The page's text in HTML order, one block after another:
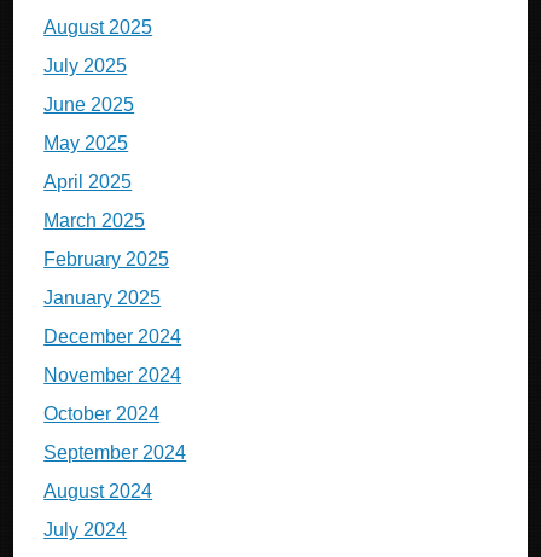
August 2025
July 2025
June 2025
May 2025
April 2025
March 2025
February 2025
January 2025
December 2024
November 2024
October 2024
September 2024
August 2024
July 2024